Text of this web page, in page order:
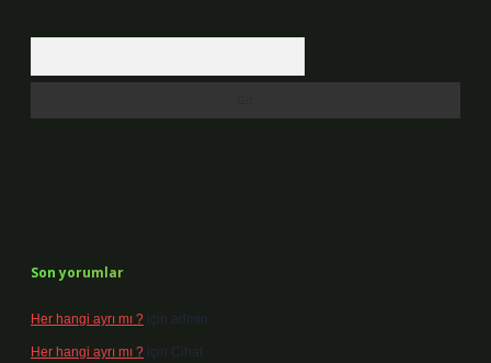
Son yorumlar
Her hangi ayrı mı ? için admin
Her hangi ayrı mı ? için Cihat